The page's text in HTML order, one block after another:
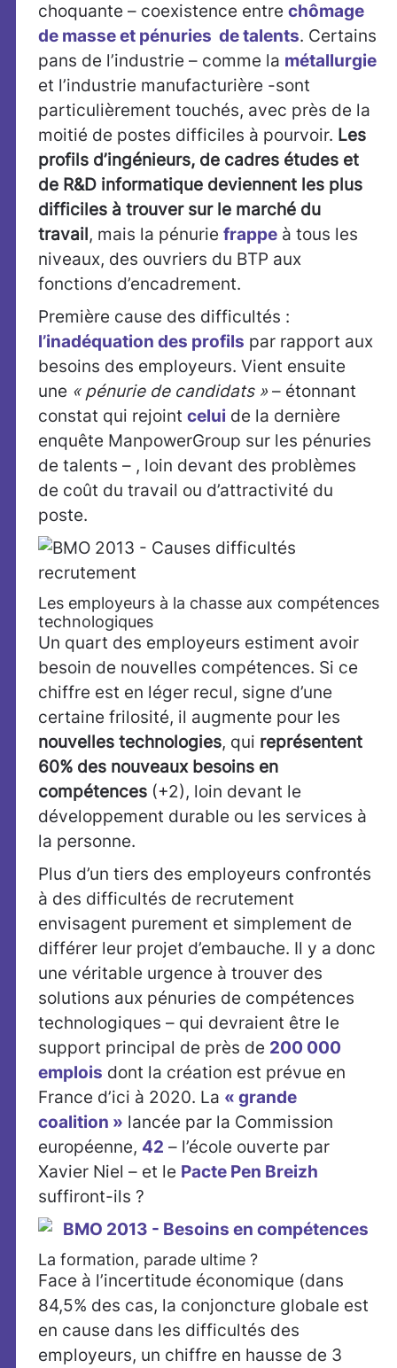
choquante – coexistence entre chômage
de masse et pénuries de talents. Certains
pans de l’industrie – comme la métallurgie
et l’industrie manufacturière -sont
particulièrement touchés, avec près de la
moitié de postes difficiles à pourvoir. Les
profils d’ingénieurs, de cadres études et
de R&D informatique deviennent les plus
difficiles à trouver sur le marché du
travail, mais la pénurie frappe à tous les
niveaux, des ouvriers du BTP aux
fonctions d’encadrement.
Première cause des difficultés :
l’inadéquation des profils par rapport aux
besoins des employeurs. Vient ensuite
une « pénurie de candidats »– étonnant
constat qui rejoint celui de la dernière
enquête ManpowerGroup sur les pénuries
de talents – , loin devant des problèmes
de coût du travail ou d’attractivité du
poste.
Les employeurs à la chasse aux compétences
technologiques
Un quart des employeurs estiment avoir
besoin de nouvelles compétences. Si ce
chiffre est en léger recul, signe d’une
certaine frilosité, il augmente pour les
nouvelles technologies, qui représentent
60% des nouveaux besoins en
compétences (+2), loin devant le
développement durable ou les services à
la personne.
Plus d’un tiers des employeurs confrontés
à des difficultés de recrutement
envisagent purement et simplement de
différer leur projet d’embauche. Il y a donc
une véritable urgence à trouver des
solutions aux pénuries de compétences
technologiques – qui devraient être le
support principal de près de 200 000
emplois dont la création est prévue en
France d’ici à 2020. La « grande
coalition » lancée par la Commission
européenne, 42 – l’école ouverte par
Xavier Niel – et le Pacte Pen Breizh
suffiront-ils ?
La formation, parade ultime ?
Face à l’incertitude économique (dans
84,5% des cas, la conjoncture globale est
en cause dans les difficultés des
employeurs, un chiffre en hausse de 3